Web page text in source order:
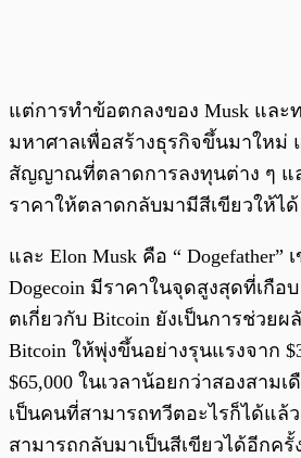
แต่การทำข้อตกลงของ Musk และ
มหาศาลเพื่อสร้างธุรกิจขึ้นมาใหม่
สัญญาณที่ตลาดการลงทุนต่าง ๆ แ
ราคาให้ตลาดกลับมามีสีเขียวให้ได้
และ Elon Musk คือ “ Dogefather”
Dogecoin มีราคาในจุดสูงสุดที่เกือ
ตเกี่ยวกับ Bitcoin ยังเป็นการช่วย
Bitcoin ให้พุ่งขึ้นอย่างรุนแรงจาก
$65,000 ในเวลาน้อยกว่าสองสาม
เป็นคนที่สามารถทวีตอะไรก็ได้แล้
สามารถกลับมาเป็นสีเขียวได้อีกครั้